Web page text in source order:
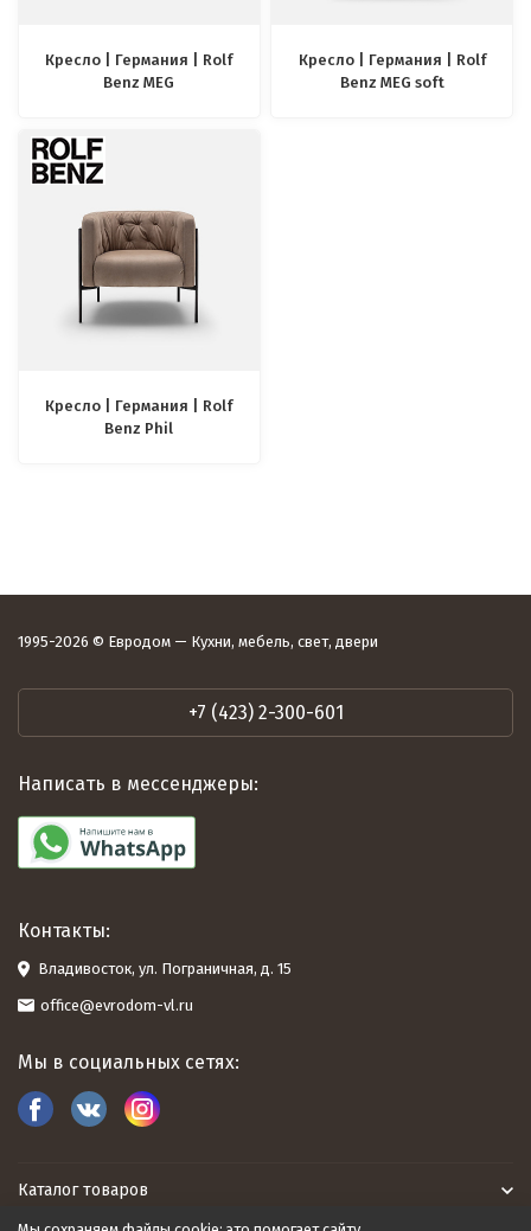
Кресло | Германия | Rolf
Benz MEG
Кресло | Германия | Rolf
Benz MEG soft
Кресло | Германия | Rolf
Benz Phil
1995-2026 © Евродом — Кухни, мебель, свет, двери
+7 (423) 2-300-601
Написать в мессенджеры:
Контакты:
Владивосток, ул. Пограничная, д. 15
office@evrodom-vl.ru
Мы в социальных сетях:
Каталог товаров